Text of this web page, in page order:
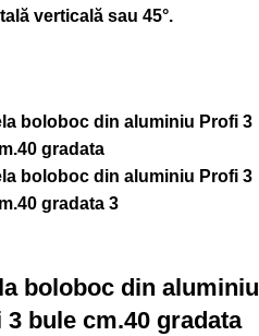
verticală sau 45°.
boloboc din aluminiu
3 bule cm.40 gradata